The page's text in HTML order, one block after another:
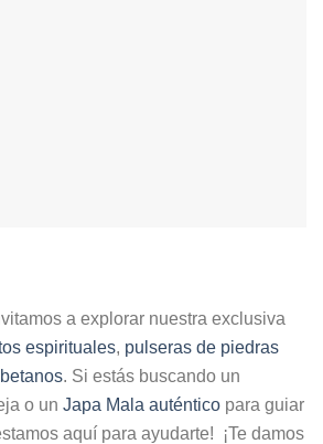
a explorar nuestra exclusiva
espirituales, pulseras de piedras
. Si estás buscando un
o un Japa Mala auténtico para guiar
aquí para ayudarte! ¡Te damos